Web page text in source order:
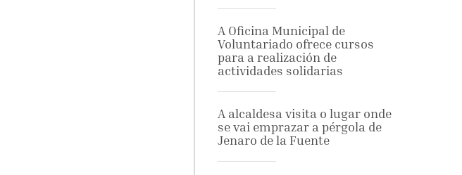
A Oficina Municipal de
Voluntariado ofrece cursos
para a realización de
actividades solidarias
A alcaldesa visita o lugar onde
se vai emprazar a pérgola de
Jenaro de la Fuente